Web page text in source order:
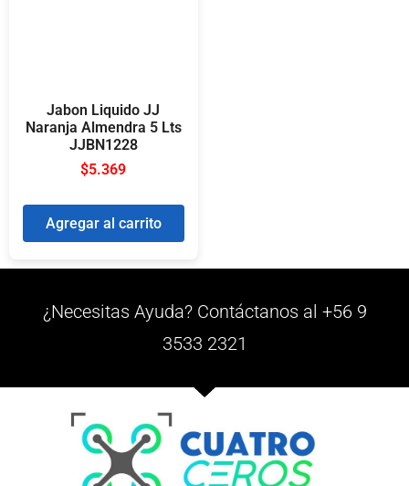
Jabon Liquido JJ
Naranja Almendra 5 Lts
JJBN1228
$5.369
Agregar al carrito
¿Necesitas Ayuda? Contáctanos al +56 9
3533 2321